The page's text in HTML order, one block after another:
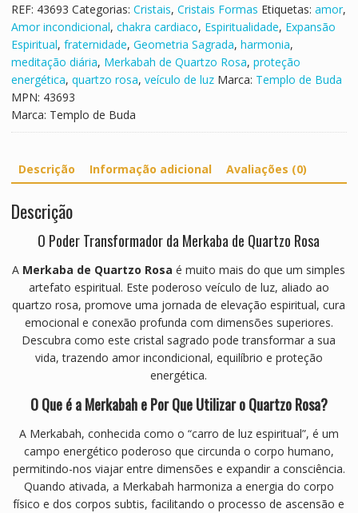
Rosa
REF: 43693 Categorias: Cristais, Cristais Formas Etiquetas: amor,
Amor incondicional, chakra cardiaco, Espiritualidade, Expansão
Espiritual, fraternidade, Geometria Sagrada, harmonia,
meditação diária, Merkabah de Quartzo Rosa, proteção
energética, quartzo rosa, veículo de luz Marca: Templo de Buda
MPN: 43693
Marca: Templo de Buda
Descrição Informação adicional Avaliações (0)
Descrição
O Poder Transformador da Merkaba de Quartzo Rosa
A Merkaba de Quartzo Rosa é muito mais do que um simples
artefato espiritual. Este poderoso veículo de luz, aliado ao
quartzo rosa, promove uma jornada de elevação espiritual, cura
emocional e conexão profunda com dimensões superiores.
Descubra como este cristal sagrado pode transformar a sua
vida, trazendo amor incondicional, equilíbrio e proteção
energética.
O Que é a Merkabah e Por Que Utilizar o Quartzo Rosa?
A Merkabah, conhecida como o “carro de luz espiritual”, é um
campo energético poderoso que circunda o corpo humano,
permitindo-nos viajar entre dimensões e expandir a consciência.
Quando ativada, a Merkabah harmoniza a energia do corpo
físico e dos corpos subtis, facilitando o processo de ascensão e